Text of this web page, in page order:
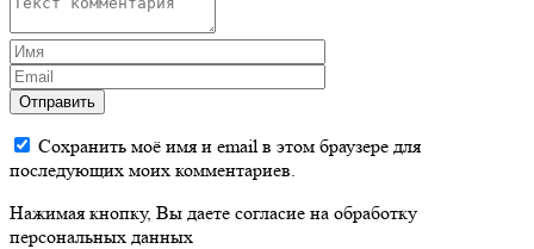
Отправить
Сохранить моё имя и email в этом браузере для
последующих моих комментариев.
Нажимая кнопку, Вы даете согласие на обработку
персональных данных